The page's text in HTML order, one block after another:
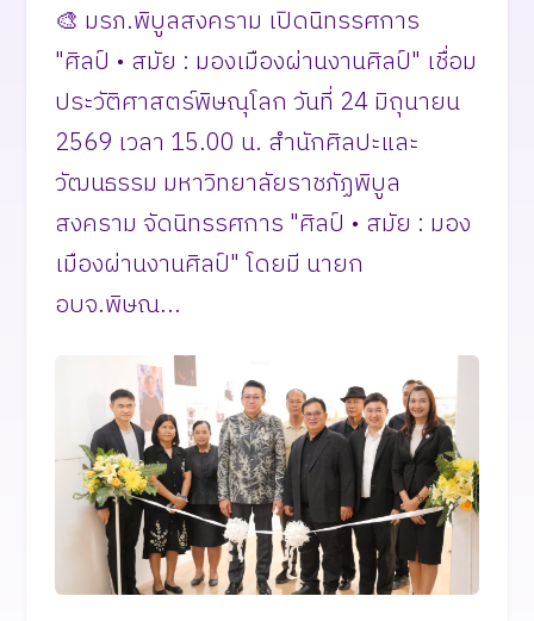
🎨 มรภ.พิบูลสงคราม เปิดนิทรรศการ
"ศิลป์ • สมัย : มองเมืองผ่านงานศิลป์" เชื่อม
ประวัติศาสตร์พิษณุโลก วันที่ 24 มิถุนายน
2569 เวลา 15.00 น. สำนักศิลปะและ
วัฒนธรรม มหาวิทยาลัยราชภัฏพิบูล
สงคราม จัดนิทรรศการ "ศิลป์ • สมัย : มอง
เมืองผ่านงานศิลป์" โดยมี นายก
อบจ.พิษณ...